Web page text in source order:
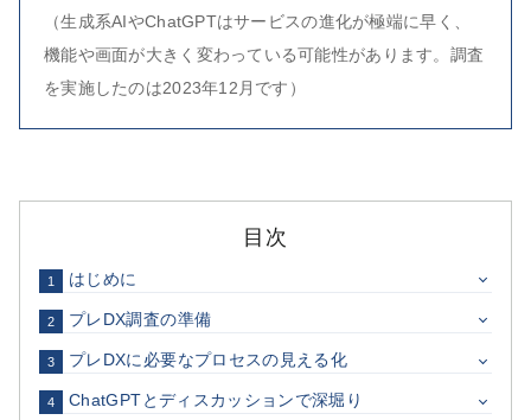
（生成系AIやChatGPTはサービスの進化が極端に早く、
機能や画面が大きく変わっている可能性があります。調査
を実施したのは2023年12月です）
目次
1 はじめに
2 プレDX調査の準備
3 プレDXに必要なプロセスの見える化
4 ChatGPTとディスカッションで深堀り